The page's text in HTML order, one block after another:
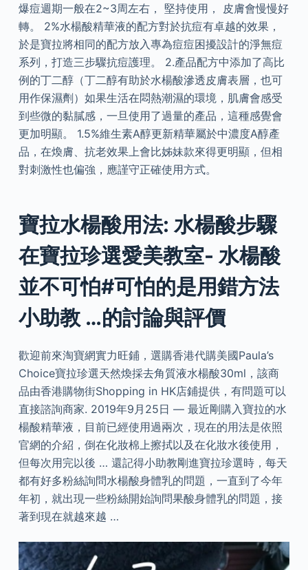
爆痘週期一般在2~3周左右， 堅持使用， 皮膚會慢慢好
轉。 2%水楊酸精華液的配方對於抗痘有卓越的效果，
於是寶拉將相同的配方放入專為痘痘困擾設計的淨無痘
系列，打造三步驟抗痘護理。 2.產品配方中添加了高比
例的丁二醇（丁二醇有助於水楊酸滲透皮膚表層，也可
用作保濕劑）如果生活在悶熱潮濕的環境，肌膚會感受
到些微的黏膩感，一旦使用了過量的產品，這種感覺會
更加明顯。 1.5%維生素A醇更新精華屬於中濃度A醇產
品，在煥膚、抗老效果上會比姊妹款來得更明顯，但相
對刺激性也偏強，應謹守正確使用方式。
寶拉水楊酸用法: 水楊酸步驟
在寶拉珍選愛美教室- 水楊酸
並不可怕#可怕的是用錯方法
小助教 …的討論與評價
歡迎前來淘寶網實力旺鋪，選購香港代購美國Paula’s
Choice寶拉珍選天然煥採去角質液水楊酸30ml，該商
品由香港購物街Shopping in HK店鋪提供，有問題可以
直接諮詢商家. 2019年9月25日 — 最近剛購入寶拉的水
楊酸精華液，目前已經使用過兩次，現在的用法是依照
官網的介紹，倒在化妝棉上擦拭以及在化妝水後使用，
但每次用完以後 … 還記得小助教剛進寶拉珍選時，每天
都有好多粉絲詢問水楊酸身體乳的問題，一直到了今年
年初，就出現一些粉絲開始詢問果酸身體乳的問題，接
著到現在就越來越 …